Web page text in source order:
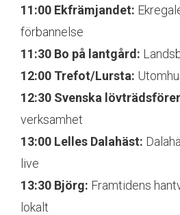
11:00 Ekfrämjandet:
förbannelse
11:30 Bo på lantgård:
12:00 Trefot/Lursta:
12:30 Svenska
verksamhet
13:00 Lelles Dalahäst:
live
13:30 Björg: Framtidens
lokalt